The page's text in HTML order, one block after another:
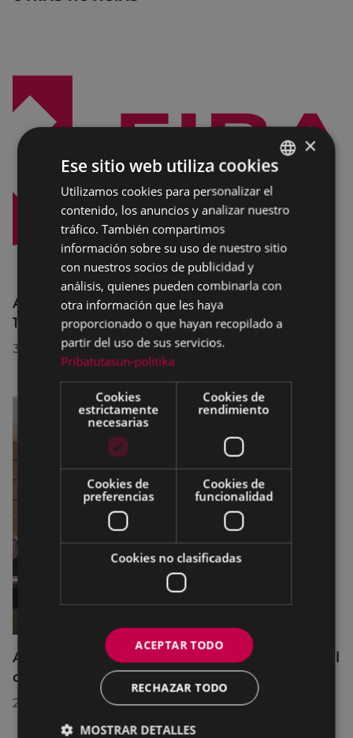
Afecciones al tráfico en la calle Egogain del
10 al 23 de agosto, por motivo de obras
30/07/2026
Acuerdos adoptados por el Pleno Municipal
celebrado el 27 de julio de 2026
28/07/2026
BASQUE
SPANISH
×
Ese sitio web utiliza cookies
Utilizamos cookies para personalizar el
contenido, los anuncios y analizar nuestro
tráfico. También compartimos
información sobre su uso de nuestro sitio
con nuestros socios de publicidad y
análisis, quienes pueden combinarla con
otra información que les haya
proporcionado o que hayan recopilado a
partir del uso de sus servicios.
Pribatutasun-politika
Cookies
estrictamente
necesarias
Cookies de
rendimiento
Cookies de
preferencias
Cookies de
funcionalidad
Cookies no clasificadas
ACEPTAR TODO
RECHAZAR TODO
MOSTRAR DETALLES